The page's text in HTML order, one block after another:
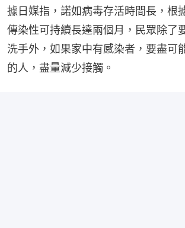
據日媒指，諾如病毒存活時間長，根
傳染性可持續長達兩個月，民眾除了
洗手外，如果家中有感染者，要盡可
的人，盡量減少接觸。